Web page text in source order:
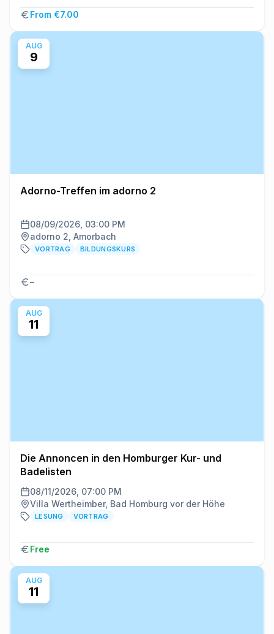
From €7.00
AUG
9
Adorno-Treffen im adorno 2
08/09/2026, 03:00 PM
adorno 2, Amorbach
VORTRAG BILDUNGSKURS
–
AUG
11
Die Annoncen in den Homburger Kur- und
Badelisten
08/11/2026, 07:00 PM
Villa Wertheimber, Bad Homburg vor der Höhe
LESUNG VORTRAG
Free
AUG
11